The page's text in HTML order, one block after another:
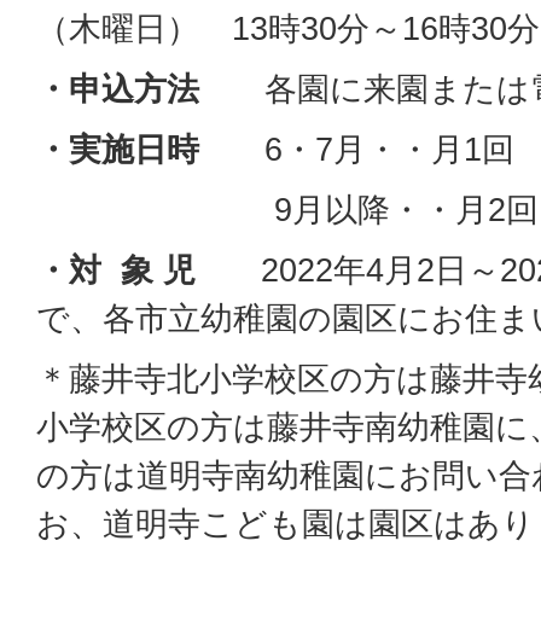
（木曜日） 13時30分～16時30分
・申込方法 各園に来園また
・実施日時6・7月・・月1
9月以降・・月2回
・対 象 児 2022年4月2日～
で、各市立幼稚園の園区にお住
＊藤井寺北小学校区の方は藤井
小学校区の方は藤井寺南幼稚園
の方は道明寺南幼稚園にお問い
お、道明寺こども園は園区はあ